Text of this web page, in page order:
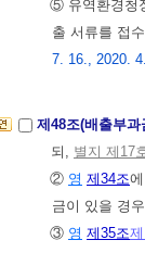
⑤ 유역환경청
출 서류를 접
7. 16., 2020.
제48조(배출부
되, 별지 제17
② 영 제34조
금이 있을 경
③ 영 제35조